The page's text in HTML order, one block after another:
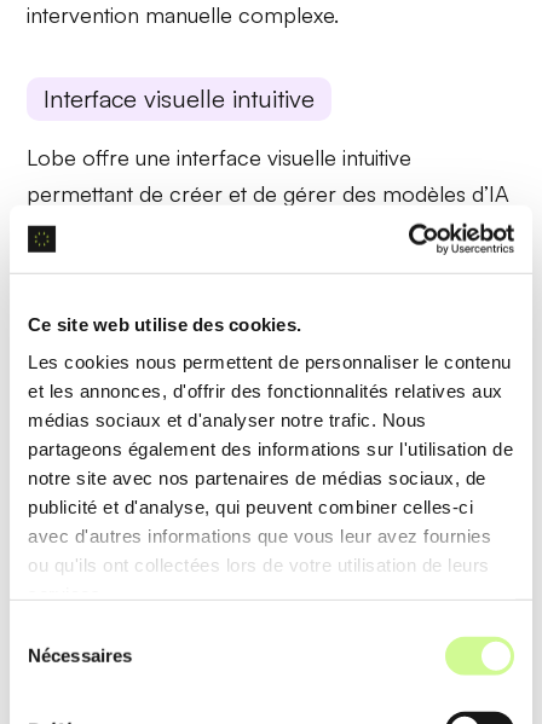
Ce site web utilise des cookies.
Les cookies nous permettent de personnaliser le contenu
et les annonces, d'offrir des fonctionnalités relatives aux
médias sociaux et d'analyser notre trafic. Nous
partageons également des informations sur l'utilisation de
notre site avec nos partenaires de médias sociaux, de
publicité et d'analyse, qui peuvent combiner celles-ci
avec d'autres informations que vous leur avez fournies
ou qu'ils ont collectées lors de votre utilisation de leurs
Nécessaires
intervention manuelle complexe.
Interface visuelle intuitive
Lobe offre uneinterface visuelle intuitive
permettant de créer et de gérer des modèles d’IA
sans codage, grâce à des outils de
glisser-déposer
Exemple d’utilisation
Développez un modèle d’ analyse de texteen
utilisant simplement des actions de glisser-
déposer, facilitant la prise en main pour les
novices en IA.
Déploiement facile
sur diverses plateformes, notamment
Azure, pour